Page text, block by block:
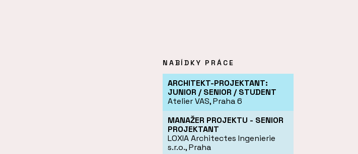
NABÍDKY PRÁCE
ARCHITEKT-PROJEKTANT:
JUNIOR / SENIOR / STUDENT
Atelier VAS, Praha 6
MANAŽER PROJEKTU - SENIOR
PROJEKTANT
LOXIA Architectes Ingenierie
s.r.o., Praha